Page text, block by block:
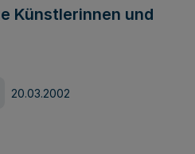
Künstlerinnen und
20.03.2002